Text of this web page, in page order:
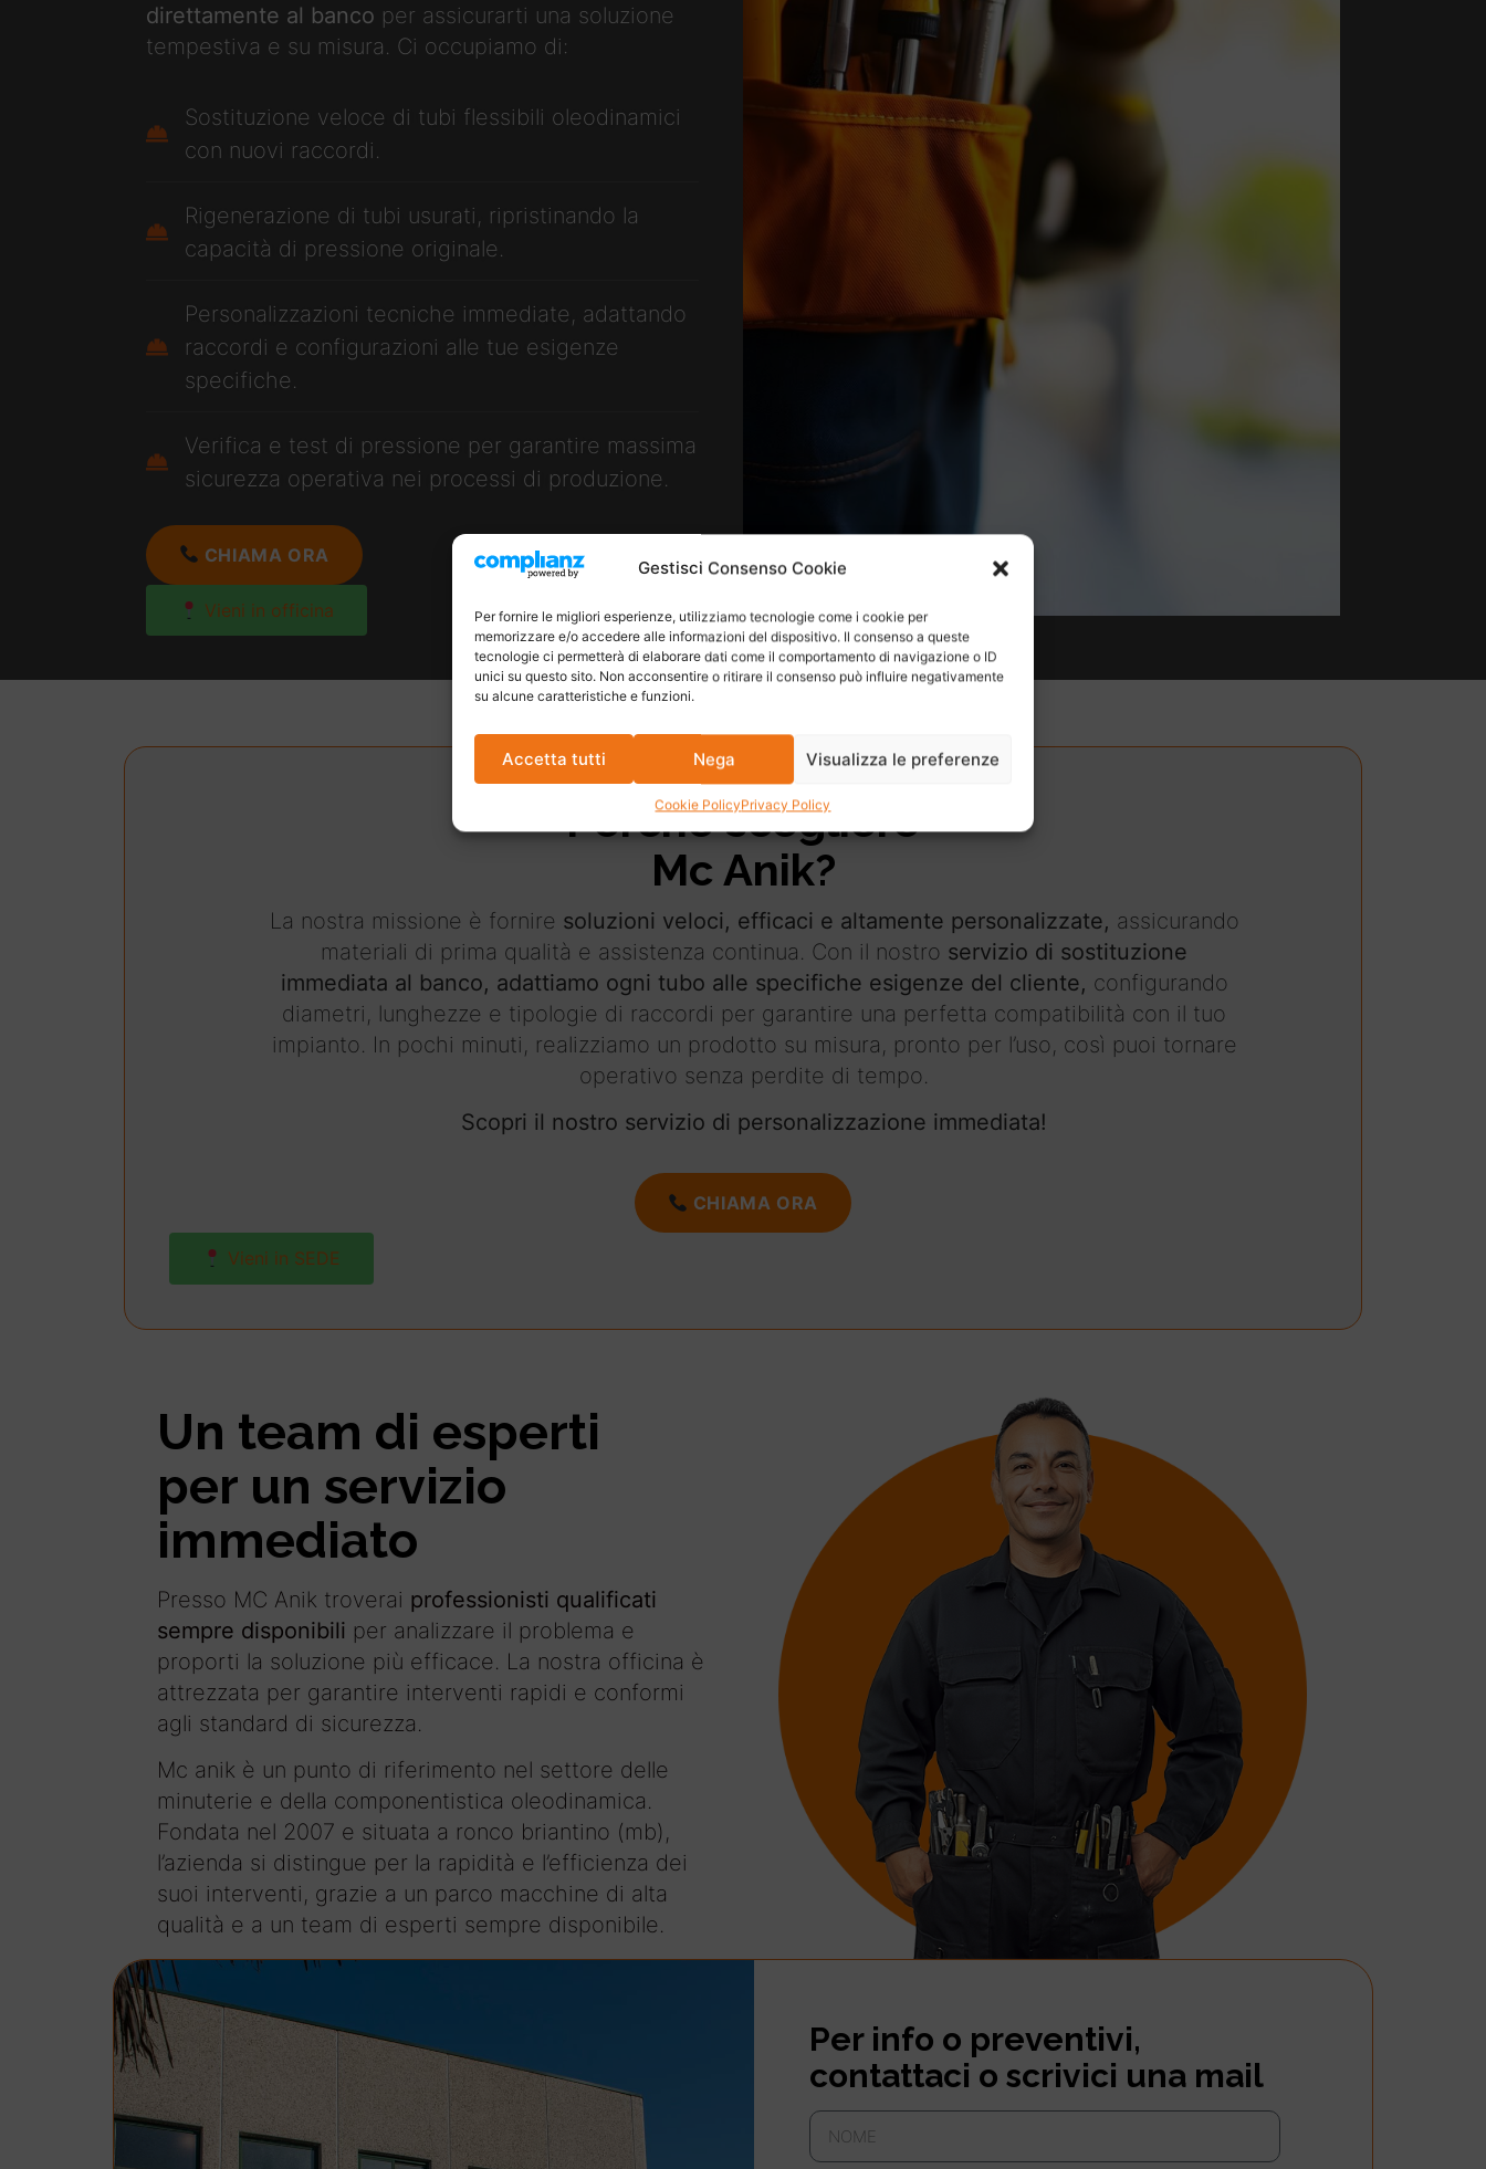
Gestisci Consenso Cookie
Per fornire le migliori esperienze, utilizziamo tecnologie come i cookie per
memorizzare e/o accedere alle informazioni del dispositivo. Il consenso a queste
tecnologie ci permetterà di elaborare dati come il comportamento di navigazione o ID
unici su questo sito. Non acconsentire o ritirare il consenso può influire negativamente
su alcune caratteristiche e funzioni.
Accetta tutti Nega Visualizza le preferenze
Cookie PolicyPrivacy Policy
direttamente al banco per assicurarti una soluzione
tempestiva e su misura. Ci occupiamo di:
Sostituzione veloce di tubi flessibili oleodinamici
con nuovi raccordi.
Rigenerazione di tubi usurati, ripristinando la
capacità di pressione originale.
Personalizzazioni tecniche immediate, adattando
raccordi e configurazioni alle tue esigenze
specifiche.
Verifica e test di pressione per garantire massima
sicurezza operativa nei processi di produzione.
CHIAMA ORA
Vieni in officina
Perché scegliere
Mc Anik?
La nostra missione è fornire soluzioni veloci, efficaci e altamente personalizzate, assicurando
materiali di prima qualità e assistenza continua. Con il nostro servizio di sostituzione
immediata al banco, adattiamo ogni tubo alle specifiche esigenze del cliente, configurando
diametri, lunghezze e tipologie di raccordi per garantire una perfetta compatibilità con il tuo
impianto. In pochi minuti, realizziamo un prodotto su misura, pronto per l’uso, così puoi tornare
operativo senza perdite di tempo.
Scopri il nostro servizio di personalizzazione immediata!
CHIAMA ORA
Vieni in SEDE
Un team di esperti
per un servizio
immediato
Presso MC Anik troverai professionisti qualificati
sempre disponibili per analizzare il problema e
proporti la soluzione più efficace. La nostra officina è
attrezzata per garantire interventi rapidi e conformi
agli standard di sicurezza.
Mc anik è un punto di riferimento nel settore delle
minuterie e della componentistica oleodinamica.
Fondata nel 2007 e situata a ronco briantino (mb),
l’azienda si distingue per la rapidità e l’efficienza dei
suoi interventi, grazie a un parco macchine di alta
qualità e a un team di esperti sempre disponibile.
Per info o preventivi,
contattaci o scrivici una mail